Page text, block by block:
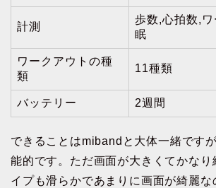
計測
歩数,心拍数,
眠
ワークアウトの種
類
11種類
バッテリー 2週間
できることはmibandと大体一緒です
能的です。ただ画面が大きくてかなり
イプも滑らかであまりに画面が綺麗な